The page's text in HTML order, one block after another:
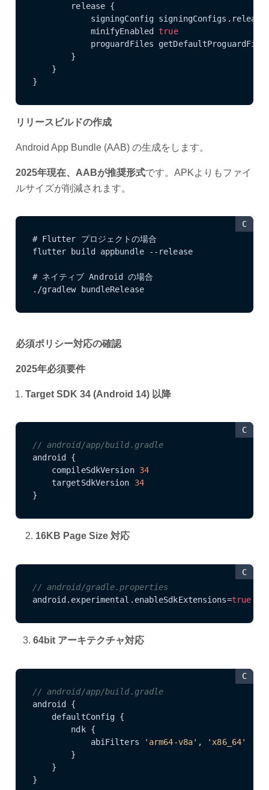
        release {
            signingConfig signingConfigs.release
            minifyEnabled
true
proguardFiles
        }
    }
}
リリースビルドの作成
Android App Bundle (AAB) の生成をします。
2025年現在、AABが推奨形式です。APKよりもファイ
ルサイズが削減されます。
C
# Flutter プロジェクトの場合
flutter build appbundle --release
# ネイティブ Android の場合
./gradlew bundleRelease
必須ポリシー対応の確認
2025年必須要件
Target SDK 34 (Android 14) 以降
C
// android/app/build.gradle
android {
    compileSdkVersion
34
    targetSdkVersion
34
}
2. 16KB Page Size 対応
C
// android/gradle.properties
android.experimental.enableSdkExtensions=true
3. 64bit アーキテクチャ対応
C
// android/app/build.gradle
android {
    defaultConfig {
        ndk {
            abiFilters
'arm64-v8a' ,
'x86_64'
        }
    }
}